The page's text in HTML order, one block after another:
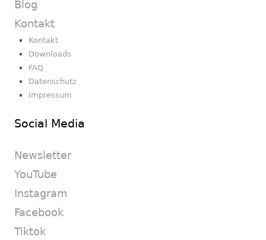
Blog
Kontakt
Kontakt
Downloads
FAQ
Datenschutz
Impressum
Social Media
Newsletter
YouTube
Instagram
Facebook
Tiktok